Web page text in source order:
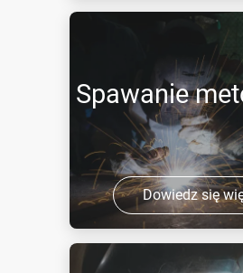
Spawanie
Dowiedz się